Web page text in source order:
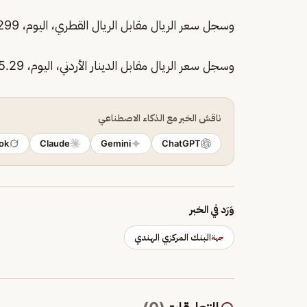
وسجل سعر الريال مقابل الريال القطري، اليوم، 1.0299 ريال.
وسجل سعر الريال مقابل الدينار الأردني، اليوم، 5.29 ريال.
ناقش الخبر مع الذكاء الاصطناعي
ChatGPT
Gemini
Claude
وَرَد في الخبر
جهةالبنك المركزي الهندي